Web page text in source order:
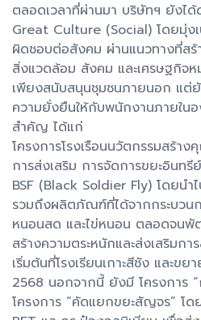
ตลอดเวลาที่ผ่านมา บริษัทฯ ยังได้
Great Culture (Social) โดยมุ่ง
ผิดชอบต่อสังคม ผ่านแนวทางที่สร้
สิ่งแวดล้อม สังคม และเศรษฐกิจห
เพียงสนับสนุนชุมชนภายนอก แต่
ความยั่งยืนให้กับพนักงานภายใน
สำคัญ ได้แก่
โครงการโรงเรือนนวัตกรรมสร้า
การส่งเสริม การจัดการขยะอินท
BSF (Black Soldier Fly) โดยนำ
รวมถึงผลิตภัณฑ์ที่ได้จากกระบว
หนอนสด และไข่หนอน ตลอดจนพั
สร้างความตระหนักและส่งเสริมก
เริ่มต้นที่โรงเรียนเกาะสีชัง และข
2568 นอกจากนี้ ยังมี โครงการ
โครงการ “คัดแยกขยะสัญจร” โ